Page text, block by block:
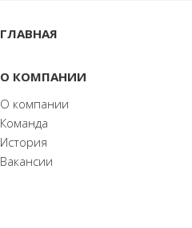
ГЛАВНАЯ
О КОМПАНИИ
О компании
Команда
История
Вакансии